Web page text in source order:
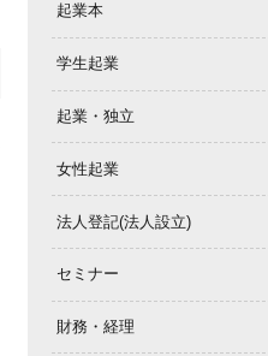
起業本
学生起業
起業・独立
女性起業
法人登記(法人設立)
セミナー
財務・経理